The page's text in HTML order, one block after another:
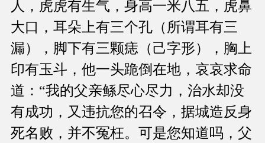
人，虎虎有生气，身高一米八五，虎鼻
大口，耳朵上有三个孔（所谓耳有三
漏），脚下有三颗痣（己字形），胸上
印有玉斗，他一头跪倒在地，哀哀求命
道：“我的父亲鲧尽心尽力，治水却没
有成功，又违抗您的召令，据城造反身
死名败，并不冤枉。可是您知道吗，父